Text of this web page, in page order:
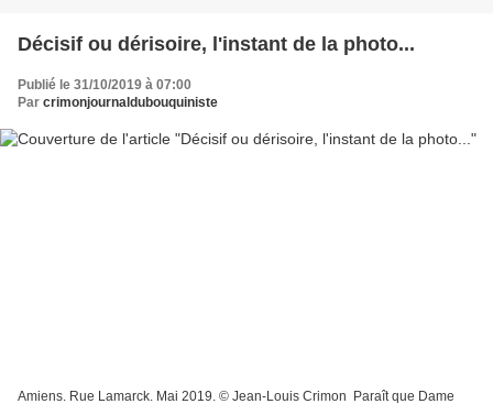
Décisif ou dérisoire, l'instant de la photo...
Publié le 31/10/2019 à 07:00
Par crimonjournaldubouquiniste
Amiens. Rue Lamarck. Mai 2019. © Jean-Louis Crimon Paraît que Dame